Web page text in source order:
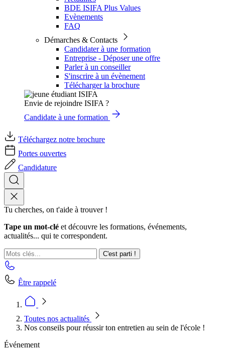
BDE ISIFA Plus Values
Evènements
FAQ
Démarches & Contacts
Candidater à une formation
Entreprise - Déposer une offre
Parler à un conseiller
S'inscrire à un évènement
Télécharger la brochure
Envie de rejoindre ISIFA ?
Candidate à une formation
Téléchargez notre brochure
Portes ouvertes
Candidature
Tu cherches, on t'aide à trouver !
Tape un mot-clé et découvre les formations, événements,
actualités... qui te correspondent.
C'est parti !
Être rappelé
Toutes nos actualités
Nos conseils pour réussir ton entretien au sein de l'école !
Événement